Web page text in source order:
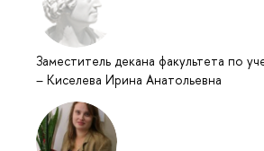
Заместитель декана факультета по
– Киселева Ирина Анатольевна